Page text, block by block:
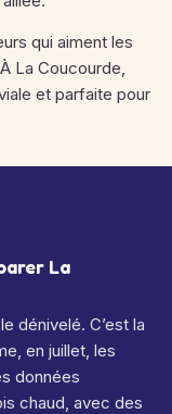
qui aiment les
La Coucourde,
et parfaite pour
La
dénivelé. C’est la
en juillet, les
données
chaud, avec des